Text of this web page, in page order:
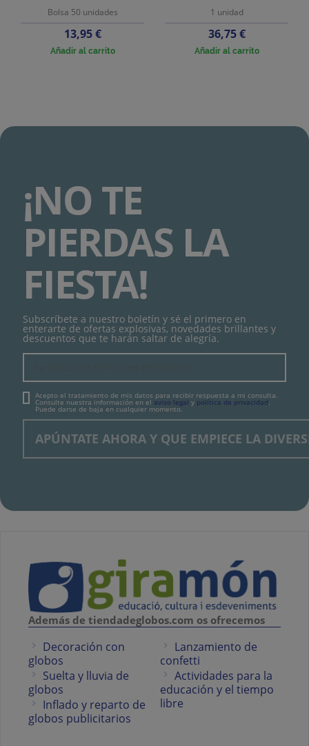
Bolsa 50 unidades
Precio
13,95 €
Añadir al carrito
1 unidad
Precio
36,75 €
Añadir al carrito
¡NO TE
PIERDAS LA
FIESTA!
Subscríbete a nuestro boletín y sé el primero en
enterarte de ofertas explosivas, novedades brillantes y
descuentos que te harán saltar de alegría.
Acepto el tratamiento de mis datos para recibir respuesta a mi consulta.
Consulte nuestra información en el aviso legal y política de privacidad
Puede darse de baja en cualquier momento.
Además de tiendadeglobos.com os ofrecemos
Decoración con
globos
Suelta y lluvia de
globos
Inflado y reparto de
globos publicitarios
Lanzamiento de
confetti
Actividades para la
educación y el tiempo
libre